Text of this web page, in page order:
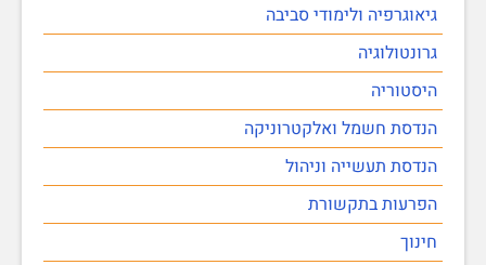
גיאוגרפיה ולימודי סביבה
גרונטולוגיה
היסטוריה
הנדסת חשמל ואלקטרוניקה
הנדסת תעשייה וניהול
הפרעות בתקשורת
חינוך